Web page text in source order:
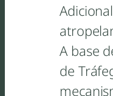
A base
de